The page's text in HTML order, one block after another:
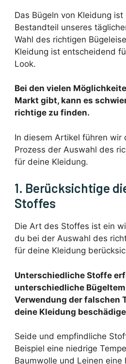
Das Bügeln von Kleidung
Bestandteil unseres
Wahl des richtigen
Kleidung ist entscheidend
Look.
Bei den vielen
Markt gibt, kann es
richtige zu finden.
In diesem Artikel führen wir
Prozess der Auswahl des
für deine Kleidung.
1. Berücksichtige
Stoffes
Die Art des Stoffes ist ein
du bei der Auswahl des
für deine Kleidung
Unterschiedliche Stoffe
unterschiedliche
Verwendung der falschen
deine Kleidung
Seide und empfindliche
Beispiel eine niedrige
Baumwolle und Leinen eine